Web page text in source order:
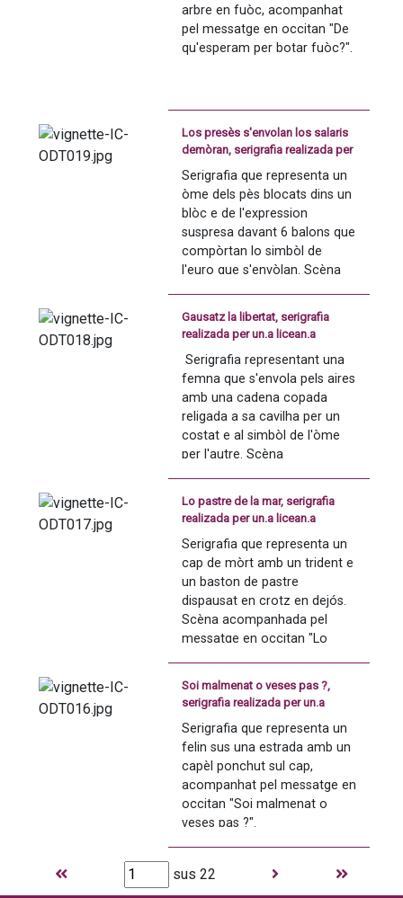
arbre en fuòc, acompanhat
pel messatge en occitan "De
qu'esperam per botar fuòc?".
Los presès s'envolan los salaris
demòran, serigrafia realizada per
un.a licean.a
Serigrafia que representa un
òme dels pès blocats dins un
blòc e de l'expression
suspresa davant 6 balons que
compòrtan lo simbòl de
l'euro que s'envòlan. Scèna
en occitan "Los presès
s'envolan los salaris
demòran".
Gausatz la libertat, serigrafia
realizada per un.a licean.a
femna que s'envola pels aires
amb una cadena copada
religada a sa cavilha per un
costat e al simbòl de l'òme
per l'autre. Scèna
en occitan "Gausatz la
libertat".
Lo pastre de la mar, serigrafia
realizada per un.a licean.a
Serigrafia que representa un
cap de mòrt amb un trident e
un baston de pastre
dispausat en crotz en dejós.
Scèna acompanhada pel
messatge en occitan "Lo
Soi malmenat o veses pas ?,
serigrafia realizada per un.a
licean.a
Serigrafia que representa un
felin sus una estrada amb un
capèl ponchut sul cap,
acompanhat pel messatge en
occitan "Soi malmenat o
veses pas ?".
sus 22